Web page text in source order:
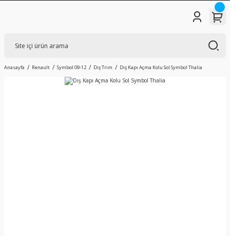
Anasayfa Renault Symbol 09-12 Dış Trim Dış Kapı Açma Kolu Sol Symbol Thalia